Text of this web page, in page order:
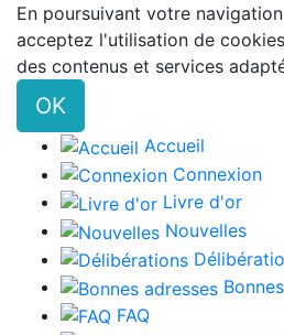
En poursuivant votre
acceptez l'utilisation de
des contenus et services
OK
Accueil
Connexion
Livre d'or
Nouvelles
FAQ